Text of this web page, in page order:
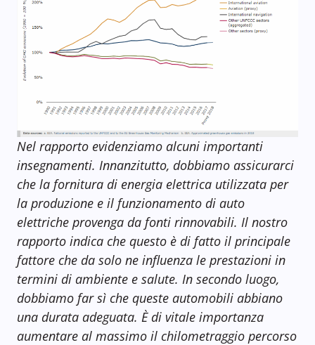
Nel rapporto evidenziamo alcuni importanti
insegnamenti. Innanzitutto, dobbiamo assicurarci
che la fornitura di energia elettrica utilizzata per
la produzione e il funzionamento di auto
elettriche provenga da fonti rinnovabili. Il nostro
rapporto indica che questo è di fatto il principale
fattore che da solo ne influenza le prestazioni in
termini di ambiente e salute. In secondo luogo,
dobbiamo far sì che queste automobili abbiano
una durata adeguata. È di vitale importanza
aumentare al massimo il chilometraggio percorso